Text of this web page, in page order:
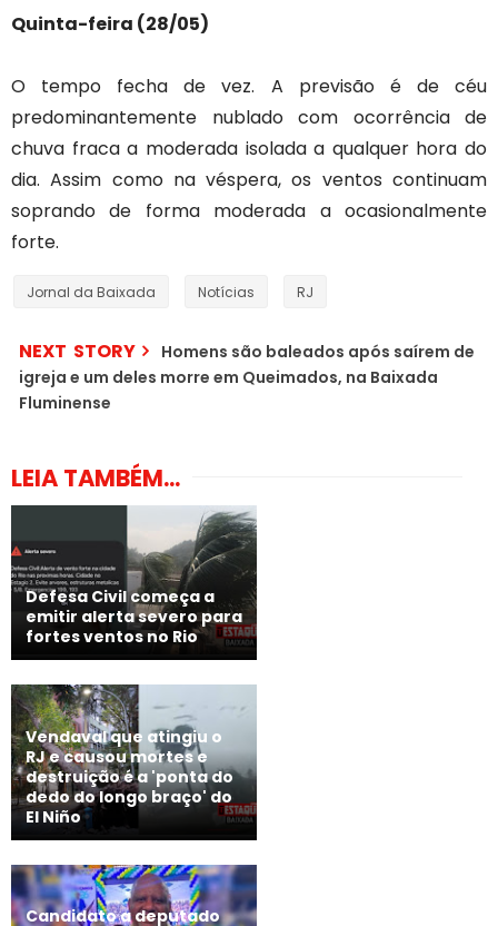
Quinta-feira (28/05)
O tempo fecha de vez. A previsão é de céu
predominantemente nublado com ocorrência de
chuva fraca a moderada isolada a qualquer hora do
dia. Assim como na véspera, os ventos continuam
soprando de forma moderada a ocasionalmente
forte.
Jornal da Baixada Notícias RJ
NEXT STORY
Homens são baleados após saírem de
igreja e um deles morre em Queimados, na Baixada
Fluminense
LEIA TAMBÉM...
Defesa Civil começa a
emitir alerta severo para
fortes ventos no Rio
Vendaval que atingiu o
RJ e causou mortes e
destruição é a 'ponta do
dedo do longo braço' do
El Niño
Candidato a deputado